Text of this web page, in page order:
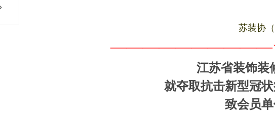
苏装协（
———————
江苏省装饰装
就夺取抗击新型冠
致会员